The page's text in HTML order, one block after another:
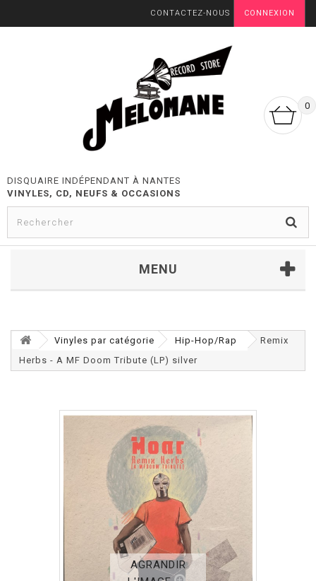
CONNEXION
CONTACTEZ-NOUS
0
DISQUAIRE INDÉPENDANT À NANTES
VINYLES, CD, NEUFS & OCCASIONS
MENU
Vinyles par catégorie Hip-Hop/Rap
Remix
Herbs - A MF Doom Tribute (LP) silver
AGRANDIR